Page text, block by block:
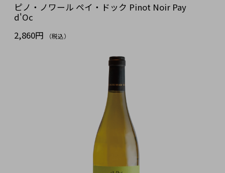
ピノ・ノワール ペイ・ドック Pinot Noir Pay
d'Oc
2,860円
（税込）